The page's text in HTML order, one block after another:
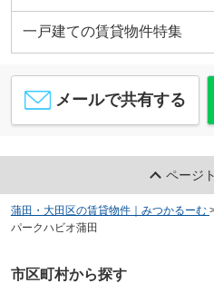
一戸建ての賃貸物件特集
メールで共有する
ページ
蒲田・大田区の賃貸物件｜みつかるーむ
パークハビオ蒲田
市区町村から探す